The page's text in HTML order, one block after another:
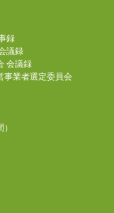
録
議録
会議録
事業者選定委員会